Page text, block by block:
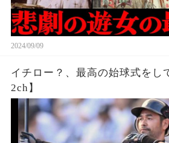
2024/09/09
イチロー？、最高の始球式をし
2ch】